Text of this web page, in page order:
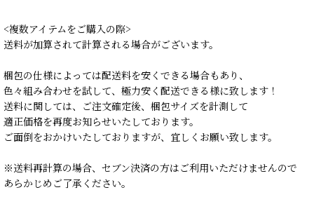
<複数アイテムをご購入の際>
送料が加算されて計算される場合がございます。
梱包の仕様によっては配送料を安くできる場合もあり、
色々組み合わせを試して、極力安く配送できる様に致します！
送料に関しては、ご注文確定後、梱包サイズを計測して
適正価格を再度お知らせいたしております。
ご面倒をおかけいたしておりますが、宜しくお願い致します。
※送料再計算の場合、セブン決済の方はご利用いただけませんので
あらかじめご了承ください。